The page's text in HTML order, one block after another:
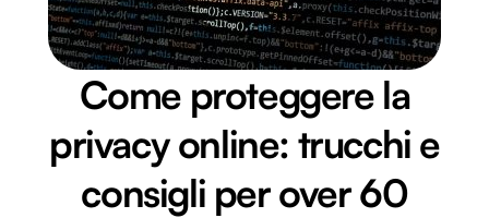
Come proteggere la
privacy online: trucchi e
consigli per over 60